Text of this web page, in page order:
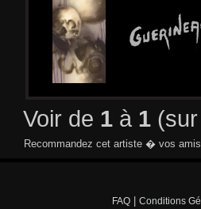
Voir de 1 à 1
Recommandez cet artiste � vos
FAQ Conditions